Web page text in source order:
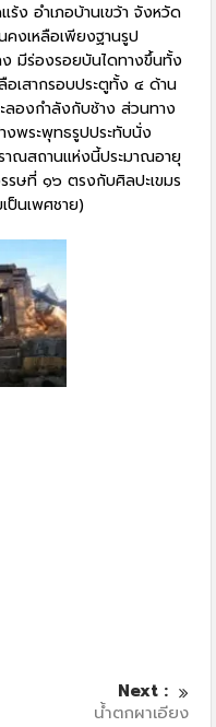
ง อำเภอบ้านเขว้า จังหวัด
งเหลือเพียงฐานรูป
มีร่องรอยบันไดทางขึ้นทั้ง
เสากรอบประตูทั้ง ๔ ด้าน
องกำลังกับช้าง ส่วนทาง
พระพุทธรูปประทับนั่ง
าณสถานแห่งนี้ประมาณอายุ
รษที่ ๑๖ ตรงกับศิลปะเขมร
ป็นเพศชาย)
Next :
น้ำตกผาเอียง